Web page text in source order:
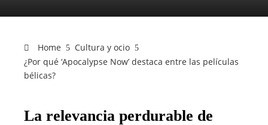
Home
Cultura y ocio
¿Por qué ‘Apocalypse Now’ destaca entre las películas
bélicas?
La relevancia perdurable de